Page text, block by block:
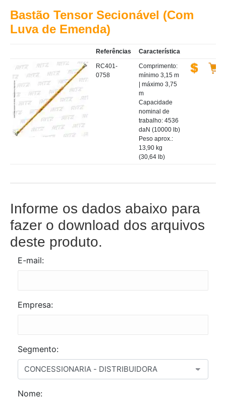
Bastão Tensor Secionável (Com
Luva de Emenda)
Referências Característica
RC401-
0758
Comprimento:
mínimo 3,15 m
| máximo 3,75
m
Capacidade
nominal de
trabalho: 4536
daN (10000 lb)
Peso aprox.:
13,90 kg
(30,64 lb)
Informe os dados abaixo para
fazer o download dos arquivos
deste produto.
E-mail:
Empresa:
Segmento:
Nome: